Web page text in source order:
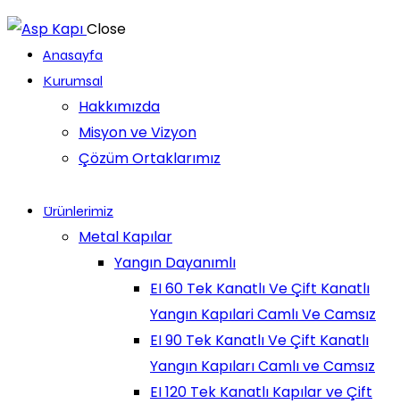
Close
Anasayfa
Kurumsal
Hakkımızda
Misyon ve Vizyon
Çözüm Ortaklarımız
Ürünlerimiz
Metal Kapılar
Yangın Dayanımlı
EI 60 Tek Kanatlı Ve Çift Kanatlı
Yangın Kapılari Camlı Ve Camsız
EI 90 Tek Kanatlı Ve Çift Kanatlı
Yangın Kapıları Camlı ve Camsız
EI 120 Tek Kanatlı Kapılar ve Çift